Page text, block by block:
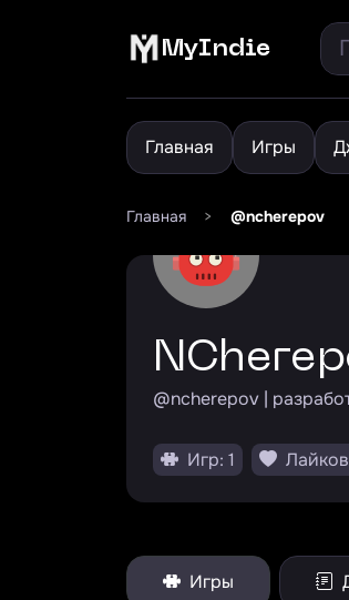
MyIndie
Главная Игры
Главная > @ncherepov
@ncherepov |
Игр: 1
Игры